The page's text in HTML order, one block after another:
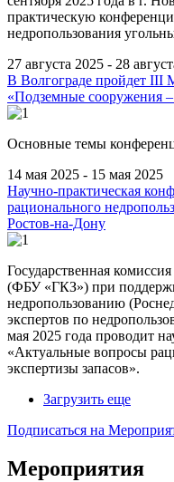
практическую
недропользования
27 августа 2025 - 28
В Волгограде пройдет III
«Подземные сооружения
Основные темы
14 мая 2025 - 15 мая 2025
Научно-практическая
рационального
Ростов-на-Дону
Государственная
(ФБУ «ГКЗ») при
недропользованию
экспертов по
мая 2025 года проводит
«Актуальные вопросы
экспертизы запасов».
Загрузить еще
Подписаться на
Мероприятия